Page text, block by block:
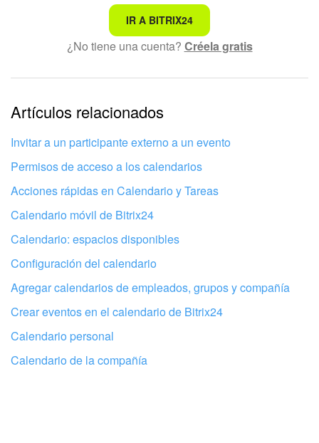
No es lo que estoy buscando
Texto complicado e incomprensible
La información está desactualizada
La explicación es demasiado corta. Necesito más
información
No me gusta cómo funciona esta herramienta
IR A BITRIX24
¿No tiene una cuenta? Créela gratis
Artículos relacionados
Invitar a un participante externo a un evento
Permisos de acceso a los calendarios
Acciones rápidas en Calendario y Tareas
Calendario móvil de Bitrix24
Calendario: espacios disponibles
Configuración del calendario
Agregar calendarios de empleados, grupos y compañía
Crear eventos en el calendario de Bitrix24
Calendario personal
Calendario de la compañía